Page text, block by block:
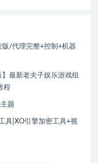
/代理完整+控制+机器
最新老夫子娱乐游戏组
程
题
具|XO引擎加密工具+视